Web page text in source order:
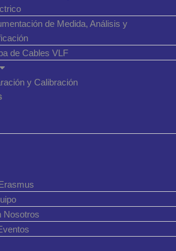
de Medida, Análisis y
de Cables VLF
y Calibración
Nosotros